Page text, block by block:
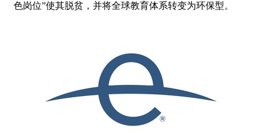
色岗位”使其脱贫，并将全球教育体系转变为环保型。